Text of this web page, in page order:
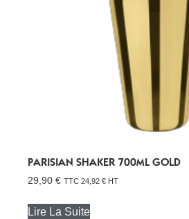
PARISIAN SHAKER 700ML GOLD
29,90 € TTC 24,92 € HT
Lire La Suite